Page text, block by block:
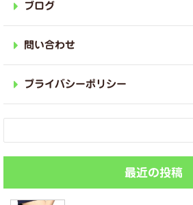
ブログ
問い合わせ
プライバシーポリシー
最近の投稿